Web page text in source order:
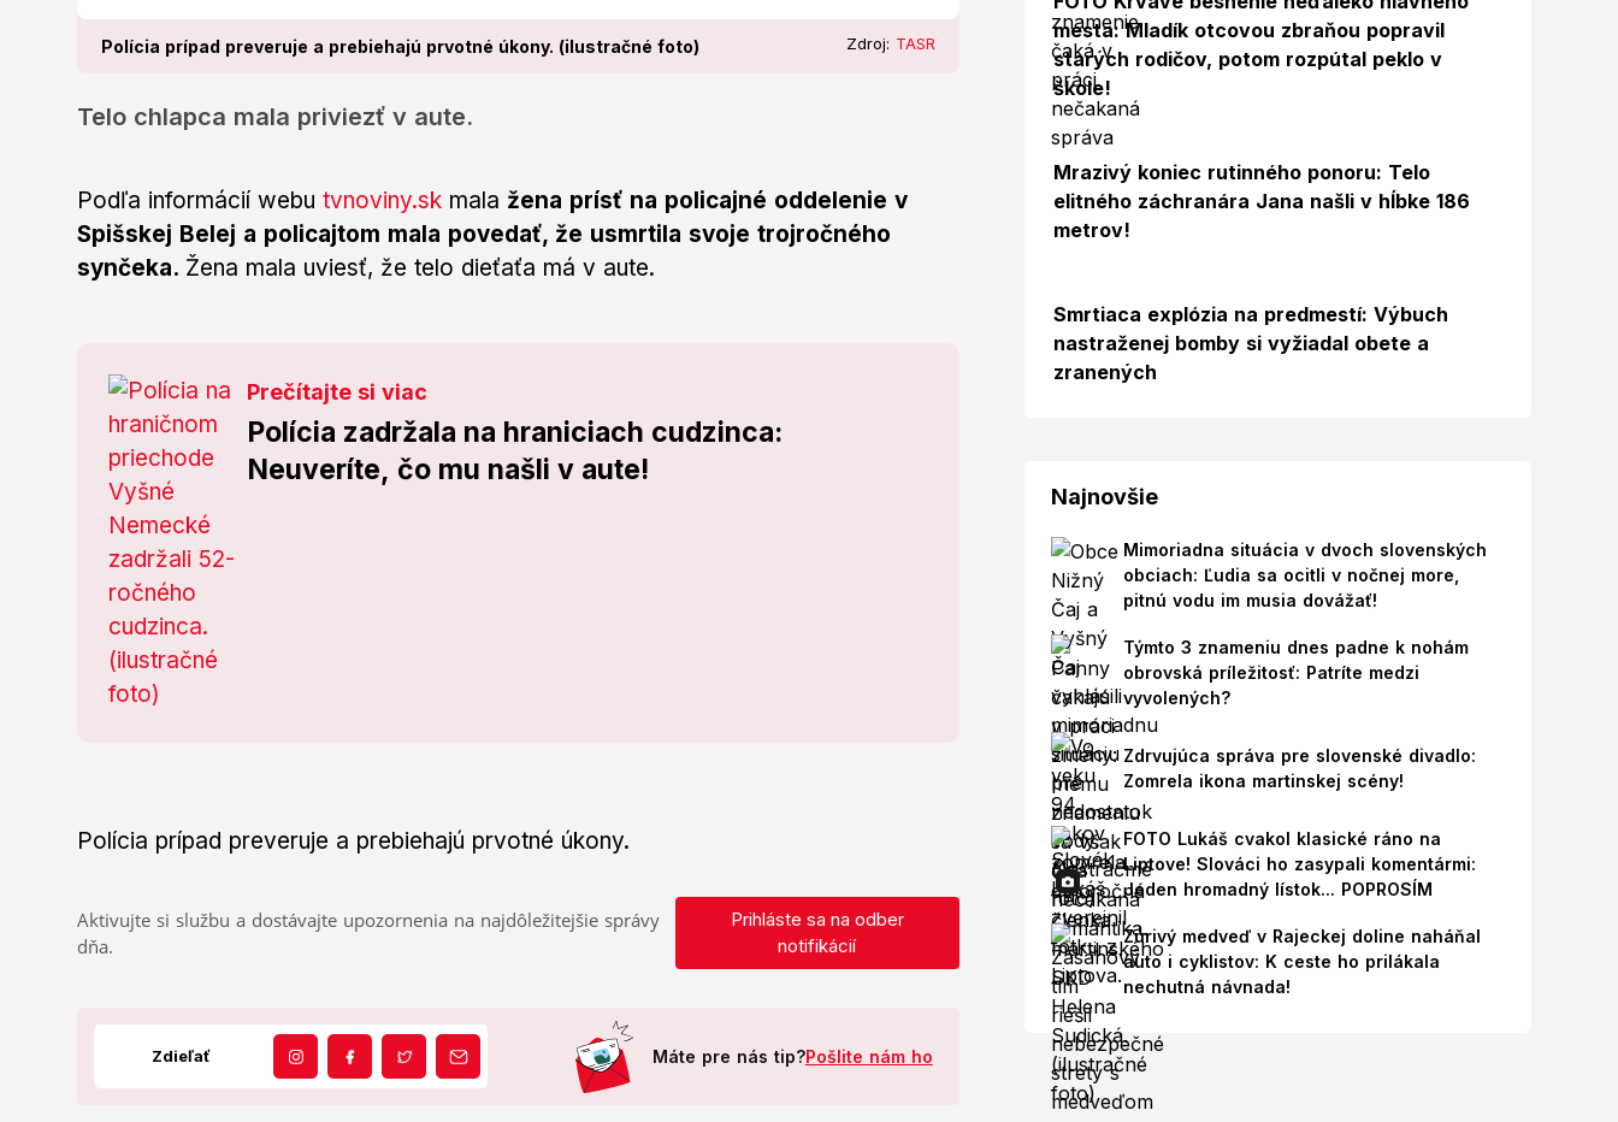
​​Polícia prípad preveruje a prebiehajú prvotné úkony. (ilustračné foto) Zdroj: TASR
Telo chlapca mala priviezť v aute.
Podľa informácií webu tvnoviny.sk mala žena prísť na policajné oddelenie v
Spišskej Belej a policajtom mala povedať, že usmrtila svoje trojročného
synčeka. Žena mala uviesť, že telo dieťaťa má v aute.
Prečítajte si viac
Polícia zadržala na hraniciach cudzinca:
Neuveríte, čo mu našli v aute!
​​Polícia prípad preveruje a prebiehajú prvotné úkony.
Aktivujte si službu a dostávajte upozornenia na najdôležitejšie správy
dňa.
Prihláste sa na odber
notifikácií
Zdieľať Máte pre nás tip?Pošlite nám ho
mesta: Mladík otcovou zbraňou popravil
starých rodičov, potom rozpútal peklo v
škole!
Mrazivý koniec rutinného ponoru: Telo
elitného záchranára Jana našli v hĺbke 186
metrov!
Smrtiaca explózia na predmestí: Výbuch
nastraženej bomby si vyžiadal obete a
zranených
Najnovšie
Mimoriadna situácia v dvoch slovenských
obciach: Ľudia sa ocitli v nočnej more,
pitnú vodu im musia dovážať!
Týmto 3 znameniu dnes padne k nohám
obrovská príležitosť: Patríte medzi
vyvolených?
Zdrvujúca správa pre slovenské divadlo:
Zomrela ikona martinskej scény!
FOTO Lukáš cvakol klasické ráno na
Liptove! Slováci ho zasypali komentármi:
Jeden hromadný lístok... POPROSÍM
Zúrivý medveď v Rajeckej doline naháňal
auto i cyklistov: K ceste ho prilákala
nechutná návnada!